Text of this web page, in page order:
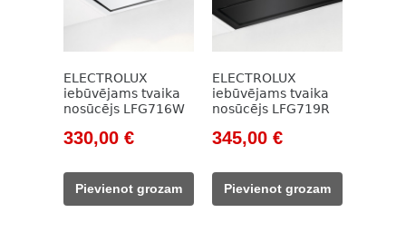
ELECTROLUX
iebūvējams tvaika
nosūcējs LFG716W
Original
was:
504,00 €.
330,00 €Current
330,00 €.
Pievienot grozam
ELECTROLUX
iebūvējams tvaika
nosūcējs LFG719R
Original
was:
473,00 €.
345,00 €Current
345,00 €.
Pievienot grozam